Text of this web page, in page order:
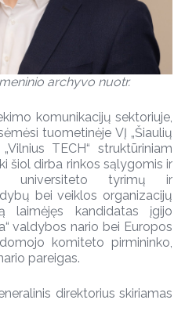
archyvo nuotr.
komunikacijų sektoriuje,
tuometinėje VĮ „Šiaulių
TECH“ struktūriniam
šiol dirba rinkos sąlygomis ir
universiteto tyrimų ir
bei veiklos organizacijų
laimėjęs kandidatas įgijo
valdybos nario bei Europos
komiteto pirmininko,
pareigas.
direktorius skiriamas